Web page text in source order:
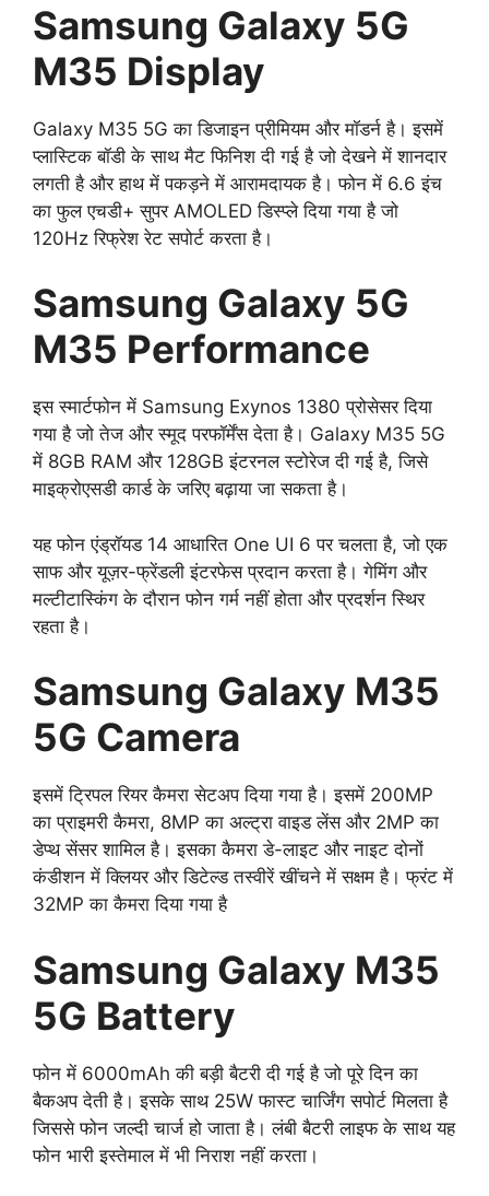
Samsung Galaxy 5G
M35 Display
Galaxy M35 5G का डिजाइन प्रीमियम और मॉडर्न है। इसमें
प्लास्टिक बॉडी के साथ मैट फिनिश दी गई है जो देखने में शानदार
लगती है और हाथ में पकड़ने में आरामदायक है। फोन में 6.6 इंच
का फुल एचडी+ सुपर AMOLED डिस्प्ले दिया गया है जो
120Hz रिफ्रेश रेट सपोर्ट करता है।
Samsung Galaxy 5G
M35 Performance
इस स्मार्टफोन में Samsung Exynos 1380 प्रोसेसर दिया
गया है जो तेज और स्मूद परफॉर्मेंस देता है। Galaxy M35 5G
में 8GB RAM और 128GB इंटरनल स्टोरेज दी गई है, जिसे
माइक्रोएसडी कार्ड के जरिए बढ़ाया जा सकता है।
यह फोन एंड्रॉयड 14 आधारित One UI 6 पर चलता है, जो एक
साफ और यूज़र-फ्रेंडली इंटरफेस प्रदान करता है। गेमिंग और
मल्टीटास्किंग के दौरान फोन गर्म नहीं होता और प्रदर्शन स्थिर
रहता है।
Samsung Galaxy M35
5G Camera
इसमें ट्रिपल रियर कैमरा सेटअप दिया गया है। इसमें 200MP
का प्राइमरी कैमरा, 8MP का अल्ट्रा वाइड लेंस और 2MP का
डेप्थ सेंसर शामिल है। इसका कैमरा डे-लाइट और नाइट दोनों
कंडीशन में क्लियर और डिटेल्ड तस्वीरें खींचने में सक्षम है। फ्रंट में
32MP का कैमरा दिया गया है
Samsung Galaxy M35
5G Battery
फोन में 6000mAh की बड़ी बैटरी दी गई है जो पूरे दिन का
बैकअप देती है। इसके साथ 25W फास्ट चार्जिंग सपोर्ट मिलता है
जिससे फोन जल्दी चार्ज हो जाता है। लंबी बैटरी लाइफ के साथ यह
फोन भारी इस्तेमाल में भी निराश नहीं करता।